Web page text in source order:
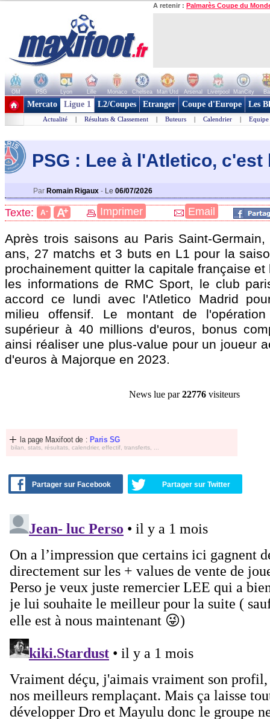
A retenir : Palmarès Coupe du
OM PSG Lyon Lille Monaco Chelsea Man Utd Arsenal Liverpool ManCity
+ de clubs
Mercato Ligue 1 L2/Coupes Etranger Coupe d'Europe Les
Actualité | Résultats & Classement | Buteurs | Calendrier | Equipe
PSG : Lee à l'Atletico, c'est
Par Romain Rigaux - Le 06/07/2026
Texte: A- A+ Imprimer Email
Après trois saisons au Paris Saint-
ans, 27 matchs et 3 buts en L1 pour la
prochainement quitter la capitale française
les informations de RMC Sport, le club
accord ce lundi avec l'Atletico Madrid
milieu offensif. Le montant de
supérieur à 40 millions d'euros, bonus
ainsi réaliser une plus-value pour un joueur
d'euros à Majorque en 2023.
News lue par22776 visiteurs
la page Maxifoot de : Paris SG
bilan, stats, résultats, calendrier, effectif, transferts, ...
Partager sur Facebook Partager sur Twitter